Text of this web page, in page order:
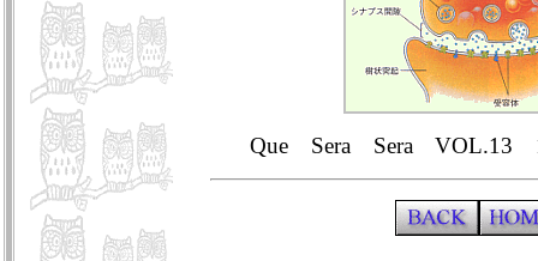
Que Sera Sera VOL.13